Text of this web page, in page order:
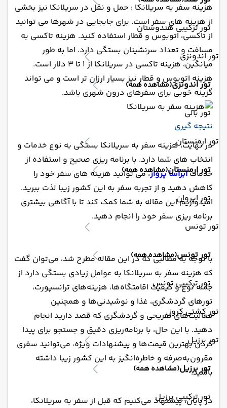
تور ترکیبی هندوستان
تور اندونزی
تور اندونزی(مشاهده همه)
تور بالی
تور ارمنستان
تور ارمنستان(مشاهده همه)
تور ایروان
تور تونس
تور تونس(مشاهده همه)
تور ترکیبی تونس
تور کشتی کروز
تور برزیل
تور برزیل(مشاهده همه)
تور ترکیبی برزیل
هزینه سفر به سریلانکا : حمل و نقل در سریلانکا نیز بخشی
از هزینه های سفر است. برای جابجایی در شهرها می توانید
از تاکسی، اتوبوس و قطار استفاده کنید. هزینه تاکسی به
مسافت و تعداد سرنشینان بستگی دارد. اما به طور
میانگین، هزینه تاکسی در سریلانکا از ۱ تا ۳ دلار است.
هزینه اتوبوس و قطار نیز بسیار ارزان تر است و می تواند
گزینه خوبی برای سفرهای درون شهری باشد.
نتیجه گیری
در نهایت، هزینه سفر به سریلانکا بستگی به نوع خدمات و
انتخاب های شما دارد. با برنامه ریزی صحیح و استفاده از
خدماتابرآسا پرواز، می توانید هزینه های سفر خود را
کاهش دهید و از تجربه سفر به این کشور زیبا لذت ببرید.
امیدواریم این مقاله به شما کمک کند تا با آگاهی بیشتری
برنامه ریزی سفر خود را انجام دهید.
با توجه به مطالبی که در این مقاله مطرح شد، می‌توان گفت
که هزینه سفر به سریلانکا به عوامل زیادی بستگی دارد از
جمله نوع و کیفیت اقامتگاه‌ها، هزینه‌های ترانسپورت،
تورهای گردشگری، غذا و نوشیدنی‌ها و همچنین
فعالیت‌های تفریحی و گردشگری که قصد دارید انجام
دهید. با این حال، با برنامه‌ریزی دقیق و جستجو برای پیدا
کردن بهترین قیمت‌ها و پیشنهادات ویژه، می‌توانید سفری
مقرون‌به‌صرفه و خاطره‌انگیز به این کشور زیبا داشته
باشید.
در پایان، پیشنهاد می‌کنیم که قبل از سفر به سریلانکا،